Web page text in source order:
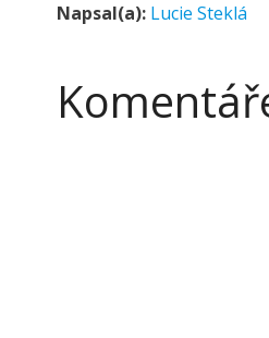
Napsal(a): Lucie Steklá